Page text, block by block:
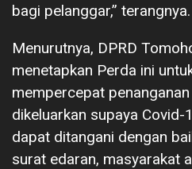
bagi pelanggar,” terangnya.
Menurutnya, DPRD
menetapkan Perda ini
mempercepat
dikeluarkan supaya
dapat ditangani dengan
surat edaran, masyarakat